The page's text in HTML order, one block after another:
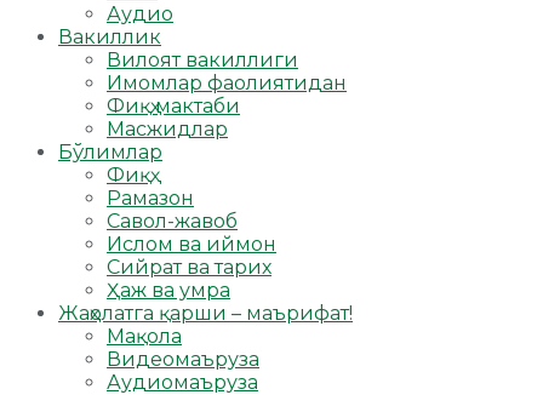
Аудио
Вакиллик
Вилоят вакиллиги
Имомлар фаолиятидан
Фиқҳ мактаби
Масжидлар
Бўлимлар
Фиқҳ
Рамазон
Савол-жавоб
Ислом ва иймон
Сийрат ва тарих
Ҳаж ва умра
Жаҳолатга қарши – маърифат!
Мақола
Видеомаъруза
Аудиомаъруза